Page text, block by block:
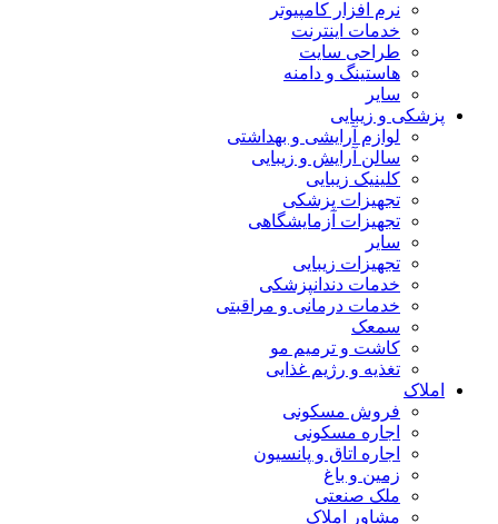
نرم افزار کامپیوتر
خدمات اینترنت
طراحی سایت
هاستینگ و دامنه
سایر
پزشکی و زیبایی
لوازم آرایشی و بهداشتی
سالن آرایش و زیبایی
کلینیک زیبایی
تجهیزات پزشکی
تجهیزات آزمایشگاهی
سایر
تجهیزات زیبایی
خدمات دندانپزشکی
خدمات درمانی و مراقبتی
سمعک
کاشت و ترمیم مو
تغذیه و رژیم غذایی
املاک
فروش مسکونی
اجاره مسکونی
اجاره اتاق و پانسیون
زمین و باغ
ملک صنعتی
مشاور املاک